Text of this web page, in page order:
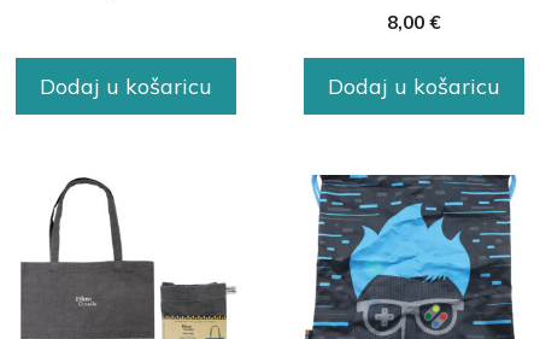
Dodaj u košaricu
8,00 €
Dodaj u košaricu